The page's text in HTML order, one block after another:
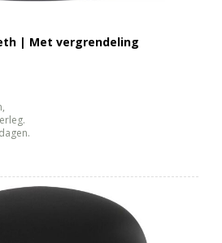
| Met vergrendeling